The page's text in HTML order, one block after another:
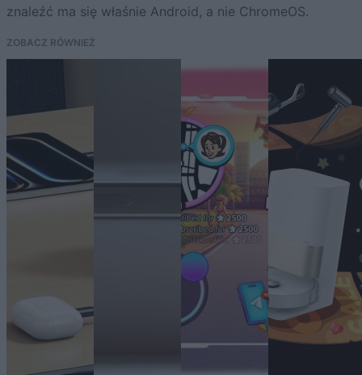
znaleźć ma się właśnie Android, a nie ChromeOS.
ZOBACZ RÓWNIEŻ